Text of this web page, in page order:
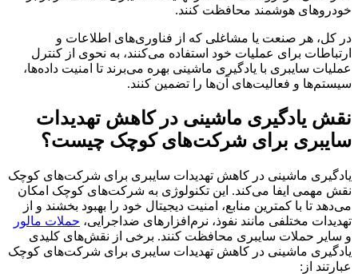
خودروهای هوشمند محافظت کنند.
در کل، هر صنعت یا مشاغلی که از فناوری‌های اطلاعات و
ارتباطات برای عملیات خود استفاده می‌کنند، به نحوی از کنترل
عملیات سایبری با یادگیری ماشینی بهره می‌برند تا امنیت داده‌ها،
سیستم‌ها و فعالیت‌های آن‌ها را تضمین کنند.
نقش یادگیری ماشینی در کاهش تهدیدات
سایبری برای شرکت‌های کوچک چیست؟
یادگیری ماشینی در کاهش تهدیدات سایبری برای شرکت‌های کوچک
نقش مهمی ایفا می‌کند. این تکنولوژی به شرکت‌های کوچک امکان
می‌دهد تا با کمترین منابع، امنیت دیجیتال خود را بهبود بخشند و از
تهدیدات مختلفی مانند نفوذ، نرم‌افزارهای ضداجرایی، حملات مالور
و سایر حملات سایبری محافظت کنند. برخی از نقش‌های کلیدی
یادگیری ماشینی در کاهش تهدیدات سایبری برای شرکت‌های کوچک
عبارتند از: